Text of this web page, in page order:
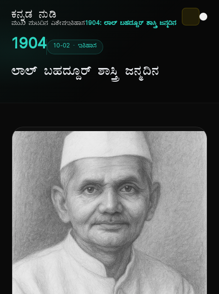
ಕನ್ನಡ ನುಡಿ
ಮುಖ ಪುಟದಿನ ವಿಶೇಷಇತಿಹಾಸ1904: ಲಾಲ್ ಬಹದ್ದೂರ್ ಶಾಸ್ತ್ರಿ ಜನ್ಮದಿನ
1904 10-02 · ಇತಿಹಾಸ
ಲಾಲ್ ಬಹದ್ದೂರ್ ಶಾಸ್ತ್ರಿ ಜನ್ಮದಿನ